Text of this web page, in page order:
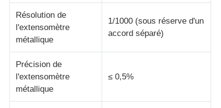
Résolution de
l'extensomètre
métallique
1/1000 (sous réserve d'un
accord séparé)
Précision de
l'extensomètre
métallique
≤ 0,5%